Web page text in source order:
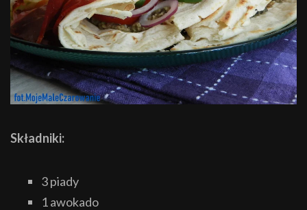
Składniki:
3 piady
1 awokado